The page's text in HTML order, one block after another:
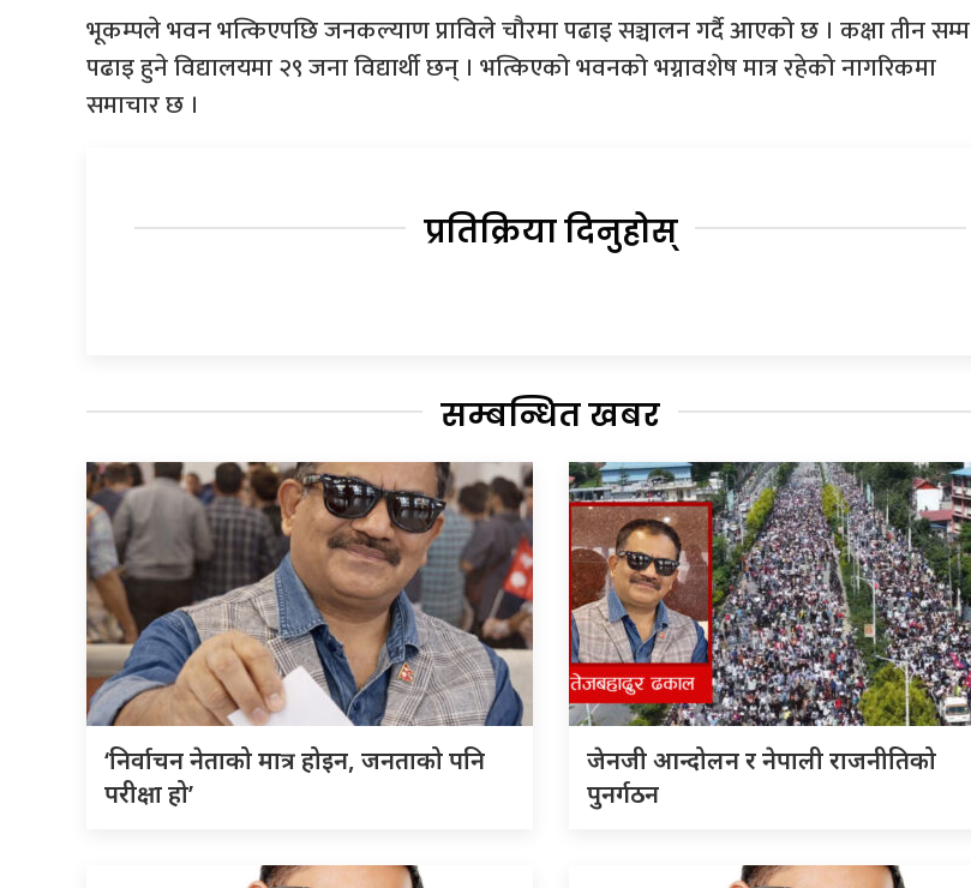
भूकम्पले भवन भत्किएपछि जनकल्याण प्राविले चौरमा पढाइ सञ्चालन गर्दै आएको छ । कक्षा तीन सम्म
पढाइ हुने विद्यालयमा २९ जना विद्यार्थी छन् । भत्किएको भवनको भग्नावशेष मात्र रहेको नागरिकमा
समाचार छ ।
प्रतिक्रिया दिनुहोस्
सम्बन्धित खबर
‘निर्वाचन नेताको मात्र होइन, जनताको पनि
परीक्षा हो’
जेनजी आन्दोलन र नेपाली राजनीतिको
पुनर्गठन